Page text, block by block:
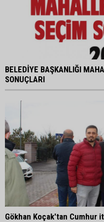
BELEDİYE BAŞKANLIĞI
SONUÇLARI
Gökhan Koçak'tan Cumhur